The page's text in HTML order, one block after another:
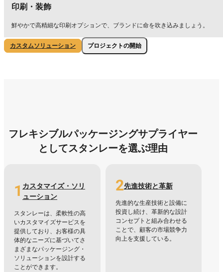
印刷・装飾
鮮やかで高精細な印刷オプションで、ブランドに命を吹き込みましょう。
カスタムソリューション プロジェクトの開始
フレキシブルパッケージングサプライヤー
としてスタンレーを選ぶ理由
1 カスタマイズ・ソリ
ューション
スタンレーは、柔軟性の高
いカスタマイズサービスを
提供しており、お客様の具
体的なニーズに基づいてさ
まざまなパッケージング・
ソリューションを設計する
ことができます。
2先進技術と革新
先進的な生産技術と設備に
投資し続け、革新的な設計
コンセプトと組み合わせる
ことで、顧客の市場競争力
向上を支援している。